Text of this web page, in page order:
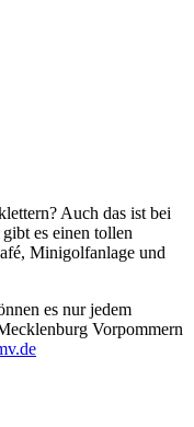
Auch das ist bei
es einen tollen
Minigolfanlage und
es nur jedem
Vorpommern